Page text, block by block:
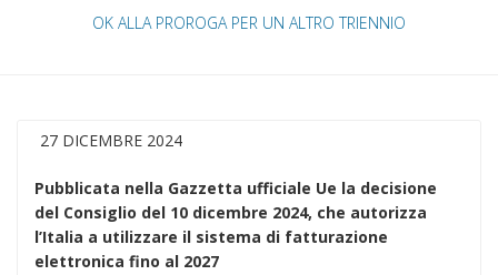
OK ALLA PROROGA PER UN ALTRO TRIENNIO
27 DICEMBRE 2024
Pubblicata nella Gazzetta ufficiale Ue la decisione
del Consiglio del 10 dicembre 2024, che autorizza
l’Italia a utilizzare il sistema di fatturazione
elettronica fino al 2027